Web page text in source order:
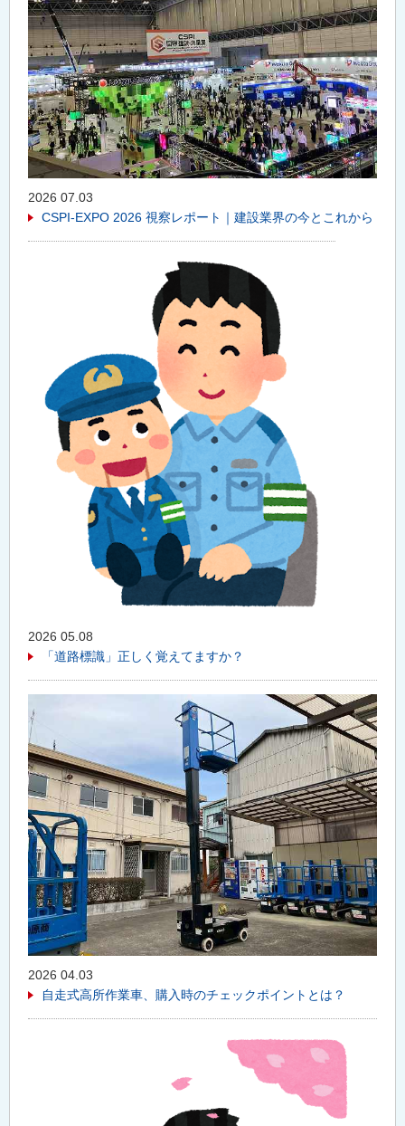
2026 07.03
CSPI-EXPO 2026 視察レポート｜建設業界の今とこれから
2026 05.08
「道路標識」正しく覚えてますか？
2026 04.03
自走式高所作業車、購入時のチェックポイントとは？